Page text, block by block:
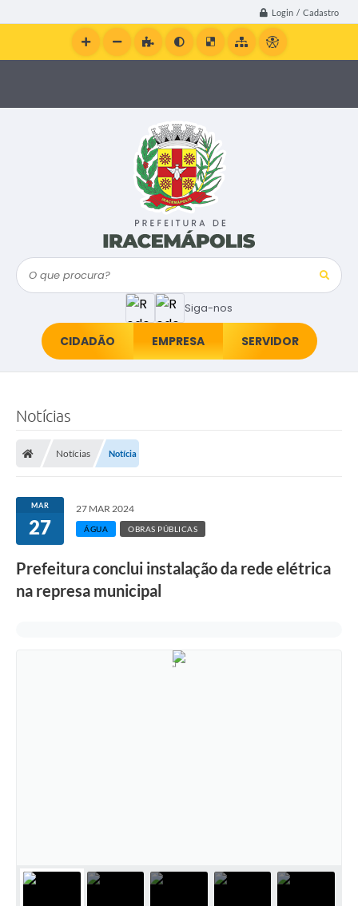
Login / Cadastro
Siga-nos
O que procura?
CIDADÃO EMPRESA SERVIDOR
Notícias
Notícias Notícia
MAR
27
27 MAR 2024
ÁGUA OBRAS PÚBLICAS
Prefeitura conclui instalação da rede elétrica
na represa municipal